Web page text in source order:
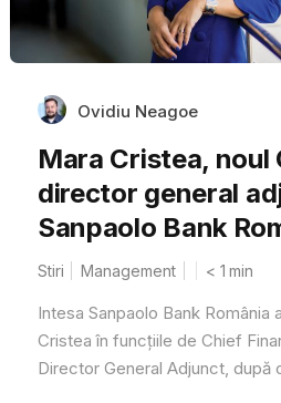
Ovidiu Neagoe
Mara Cristea, noul
director general
Sanpaolo Bank
Stiri Management < 1 min
Intesa Sanpaolo Bank România
Cristea în funcțiile de Chief
Director General Adjunct, după